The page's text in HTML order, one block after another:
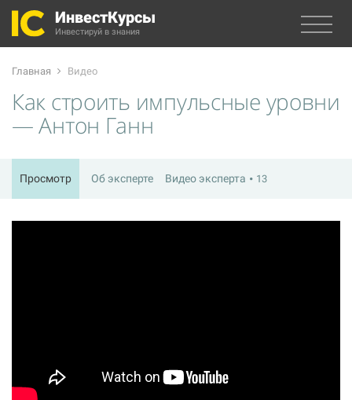
ИнвестКурсы
Инвестируй в знания
Главная Видео
Как строить импульсные уровни
— Антон Ганн
Просмотр Об эксперте Видео эксперта 13